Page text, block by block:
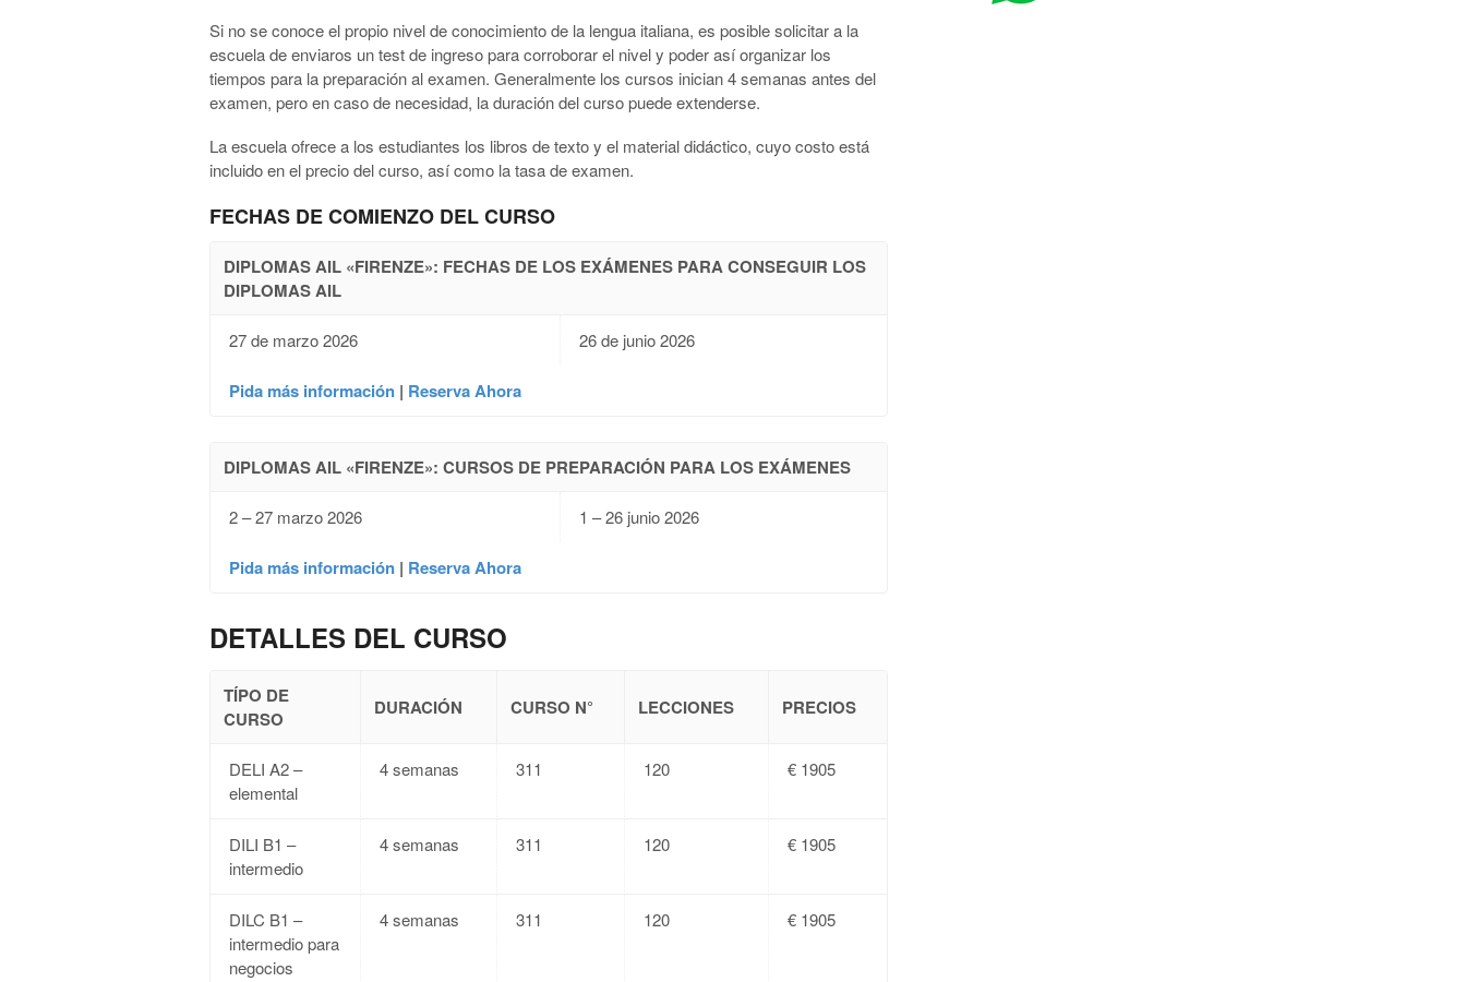
Si no se conoce el propio nivel de conocimiento de la lengua italiana, es posible solicitar a la
escuela de enviaros un test de ingreso para corroborar el nivel y poder así organizar los
tiempos para la preparación al examen. Generalmente los cursos inician 4 semanas antes del
examen, pero en caso de necesidad, la duración del curso puede extenderse.
La escuela ofrece a los estudiantes los libros de texto y el material didáctico, cuyo costo está
incluido en el precio del curso, así como la tasa de examen.
FECHAS DE COMIENZO DEL CURSO
DIPLOMAS AIL «FIRENZE»: FECHAS DE LOS EXÁMENES PARA CONSEGUIR LOS
DIPLOMAS AIL
Pida más información| Reserva Ahora
27 de marzo 2026 26 de junio 2026
DIPLOMAS AIL «FIRENZE»: CURSOS DE PREPARACIÓN PARA LOS EXÁMENES
Pida más información| Reserva Ahora
2 – 27 marzo 2026 1 – 26 junio 2026
DETALLES DEL CURSO
TÍPO DE
CURSO
DURACIÓN CURSO N° LECCIONES PRECIOS
DELI A2 –
elemental
4 semanas 311 120 € 1905
DILI B1 –
intermedio
4 semanas 311 120 € 1905
DILC B1 –
intermedio para
negocios
4 semanas 311 120 € 1905